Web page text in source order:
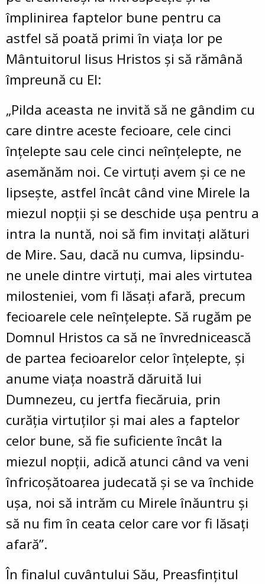
împlinirea faptelor bune pentru ca
astfel să poată primi în viața lor pe
Mântuitorul Iisus Hristos și să rămână
împreună cu El:
„Pilda aceasta ne invită să ne gândim cu
care dintre aceste fecioare, cele cinci
înțelepte sau cele cinci neînțelepte, ne
asemănăm noi. Ce virtuți avem și ce ne
lipsește, astfel încât când vine Mirele la
miezul nopții și se deschide ușa pentru a
intra la nuntă, noi să fim invitați alături
de Mire. Sau, dacă nu cumva, lipsindu-
ne unele dintre virtuți, mai ales virtutea
milosteniei, vom fi lăsați afară, precum
fecioarele cele neînțelepte. Să rugăm pe
Domnul Hristos ca să ne învrednicească
de partea fecioarelor celor înțelepte, și
anume viața noastră dăruită lui
Dumnezeu, cu jertfa fiecăruia, prin
curăția virtuților și mai ales a faptelor
celor bune, să fie suficiente încât la
miezul nopții, adică atunci când va veni
înfricoșătoarea judecată și se va închide
ușa, noi să intrăm cu Mirele înăuntru și
să nu fim în ceata celor care vor fi lăsați
afară”.
În finalul cuvântului Său, Preasfințitul